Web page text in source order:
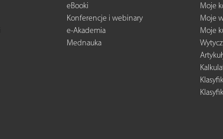
eBooki
Konferencje i webinary
e-Akademia
Mednauka
Moje
Moje
Moje